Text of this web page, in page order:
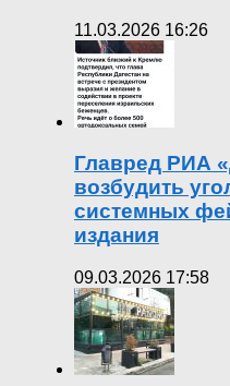
11.03.2026 16:26
Главред РИА
возбудить
системных
издания
09.03.2026 17:58